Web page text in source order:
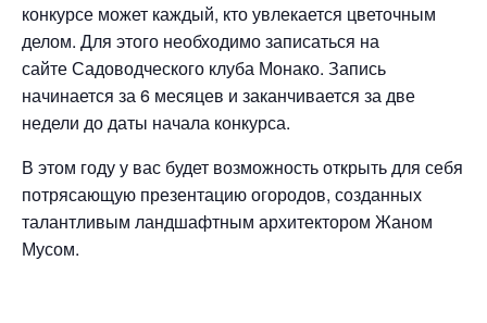
конкурсе может каждый, кто увлекается цветочным
делом. Для этого необходимо записаться на
сайте Садоводческого клуба Монако. Запись
начинается за 6 месяцев и заканчивается за две
недели до даты начала конкурса.
В этом году у вас будет возможность открыть для себя
потрясающую презентацию огородов, созданных
талантливым ландшафтным архитектором Жаном
Мусом.